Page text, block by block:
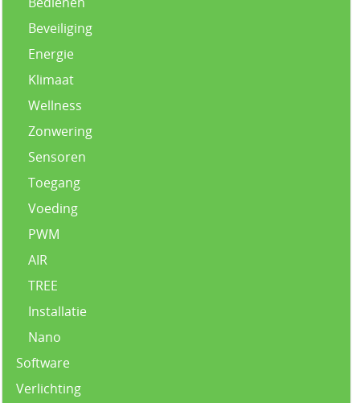
Beveiliging
Energie
Klimaat
Wellness
Zonwering
Sensoren
Toegang
Voeding
PWM
AIR
TREE
Installatie
Nano
Software
Verlichting